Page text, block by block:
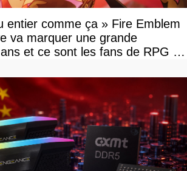
entier comme ça » Fire Emblem
va marquer une grande
et ce sont les fans de RPG en